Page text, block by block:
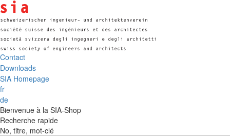
Contact
Downloads
SIA Homepage
fr
de
Bienvenue à la SIA-Shop
Recherche rapide
No, titre, mot-clé